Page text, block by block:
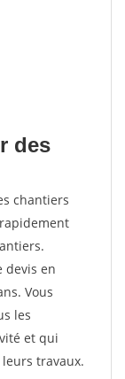
des
chantiers
devis en
Vous
les
et qui
travaux.